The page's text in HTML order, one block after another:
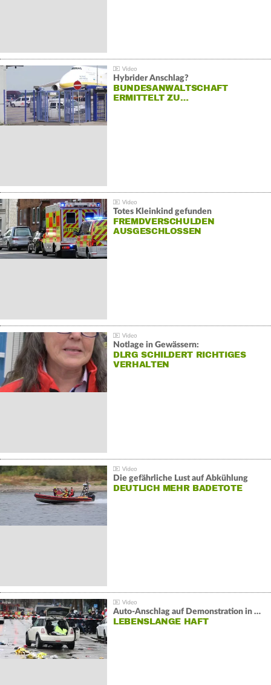
Hybrider Anschlag?
BUNDESANWALTSCHAFT
ERMITTELT ZU…
Totes Kleinkind gefunden
FREMDVERSCHULDEN
AUSGESCHLOSSEN
Notlage in Gewässern:
DLRG SCHILDERT RICHTIGES
VERHALTEN
Die gefährliche Lust auf Abkühlung
DEUTLICH MEHR BADETOTE
Auto-Anschlag auf Demonstration in München:
LEBENSLANGE HAFT